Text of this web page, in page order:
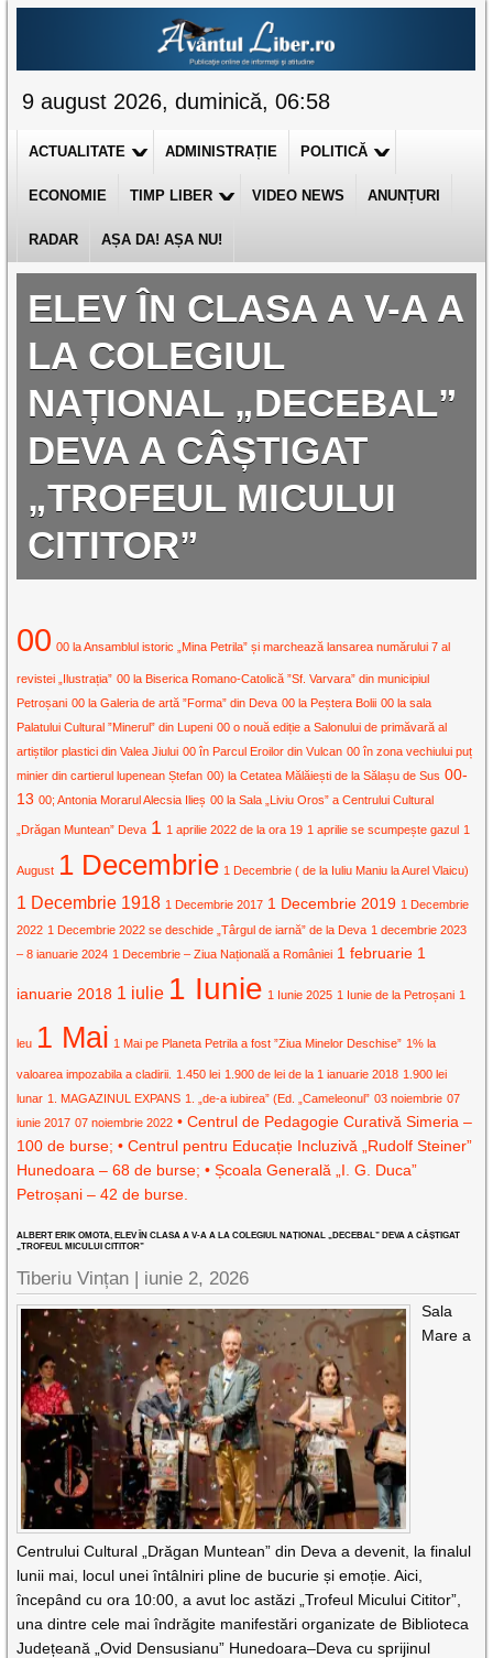
9 august 2026, duminică, 06:58
ACTUALITATE ADMINISTRAȚIE POLITICĂ
ECONOMIE TIMP LIBER VIDEO NEWS ANUNȚURI
RADAR AȘA DA! AȘA NU!
ELEV ÎN CLASA A V-A A
LA COLEGIUL
NAȚIONAL „DECEBAL”
DEVA A CÂȘTIGAT
„TROFEUL MICULUI
CITITOR”
00 00 la Ansamblul istoric „Mina Petrila” și marchează lansarea numărului 7 al
revistei „Ilustrația” 00 la Biserica Romano-Catolică ”Sf. Varvara” din municipiul
Petroșani 00 la Galeria de artă ”Forma” din Deva 00 la Peștera Bolii 00 la sala
Palatului Cultural ”Minerul” din Lupeni 00 o nouă ediție a Salonului de primăvară al
artiștilor plastici din Valea Jiului 00 în Parcul Eroilor din Vulcan 00 în zona vechiului puț
minier din cartierul lupenean Ștefan 00) la Cetatea Mălăiești de la Sălașu de Sus 00-
13 00; Antonia Morarul Alecsia Ilieș 00 la Sala „Liviu Oros” a Centrului Cultural
„Drăgan Muntean” Deva 1 1 aprilie 2022 de la ora 19 1 aprilie se scumpește gazul 1
August 1 Decembrie 1 Decembrie ( de la Iuliu Maniu la Aurel Vlaicu)
1 Decembrie 1918 1 Decembrie 2017 1 Decembrie 2019 1 Decembrie
2022 1 Decembrie 2022 se deschide „Târgul de iarnă” de la Deva 1 decembrie 2023
– 8 ianuarie 2024 1 Decembrie – Ziua Națională a României 1 februarie 1
ianuarie 2018 1 iulie 1 Iunie 1 Iunie 2025 1 Iunie de la Petroșani 1
leu 1 Mai 1 Mai pe Planeta Petrila a fost ”Ziua Minelor Deschise” 1% la
valoarea impozabila a cladirii. 1.450 lei 1.900 de lei de la 1 ianuarie 2018 1.900 lei
lunar 1. MAGAZINUL EXPANS 1. „de-a iubirea” (Ed. „Cameleonul” 03 noiembrie 07
iunie 2017 07 noiembrie 2022 • Centrul de Pedagogie Curativă Simeria –
100 de burse; • Centrul pentru Educație Incluzivă „Rudolf Steiner”
Hunedoara – 68 de burse; • Școala Generală „I. G. Duca”
Petroșani – 42 de burse.
ALBERT ERIK OMOTA, ELEV ÎN CLASA A V-A A LA COLEGIUL NAȚIONAL „DECEBAL” DEVA A CÂȘTIGAT
„TROFEUL MICULUI CITITOR”
Tiberiu Vințan | iunie 2, 2026
Sala
Mare a
Centrului Cultural „Drăgan Muntean” din Deva a devenit, la finalul
lunii mai, locul unei întâlniri pline de bucurie și emoție. Aici,
începând cu ora 10:00, a avut loc astăzi „Trofeul Micului Cititor”,
una dintre cele mai îndrăgite manifestări organizate de Biblioteca
Județeană „Ovid Densusianu” Hunedoara–Deva cu sprijinul